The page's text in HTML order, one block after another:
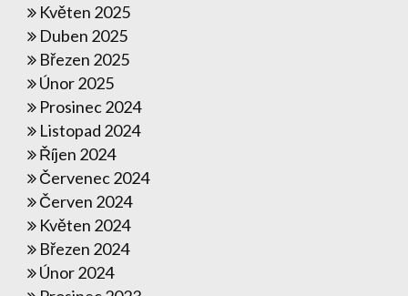
Květen 2025
Duben 2025
Březen 2025
Únor 2025
Prosinec 2024
Listopad 2024
Říjen 2024
Červenec 2024
Červen 2024
Květen 2024
Březen 2024
Únor 2024